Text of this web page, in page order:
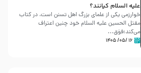
علیه ‌السلام کیانند؟
خوارزمی یکی از علمای بزرگ اهل تسنن است، در کتاب
مقتل الحسین علیه ‌السلام خود چنین اعتراف
می‌کند:فوَق...
۱۶ /۰۵/ ۱۴۰۵